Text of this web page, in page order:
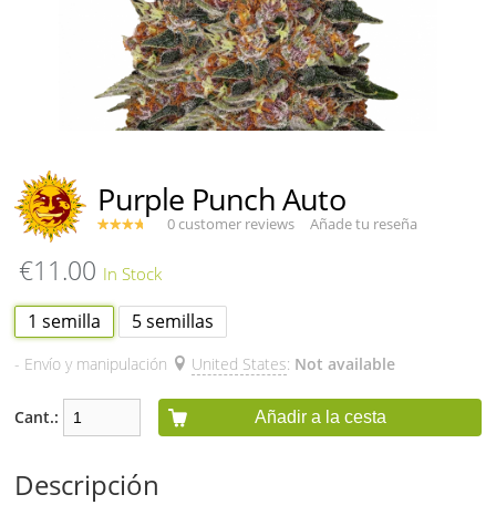
Purple Punch Auto
0 customer reviews Añade tu reseña
€11.00
1 semilla 5 semillas
- Envío y manipulación United States: Not available
Cant.: Añadir a la cesta
Descripción